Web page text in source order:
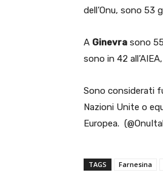
dell’Onu, sono 53
A Ginevra sono
sono in 42
Sono considerati
Nazioni Unite o
Europea.
TAGS Farnesina